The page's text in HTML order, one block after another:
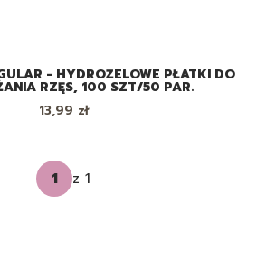
- HYDROŻELOWE PŁATKI DO
RZĘS, 100 SZT/50 PAR.
Cena
13,99 zł
z 1